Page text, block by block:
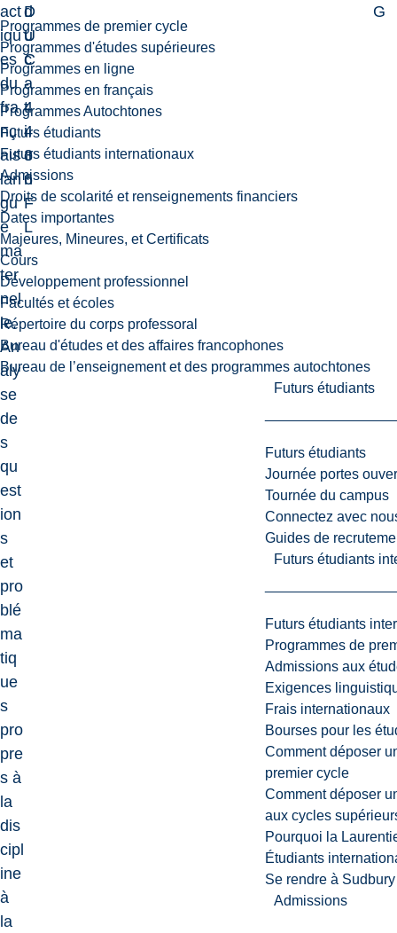
Programmes de premier cycle
Programmes d'études supérieures
Programmes en ligne
Programmes en français
Programmes Autochtones
Futurs étudiants
Futurs étudiants internationaux
Admissions
Droits de scolarité et renseignements financiers
Dates importantes
Majeures, Mineures, et Certificats
Cours
Développement professionnel
Facultés et écoles
Répertoire du corps professoral
Bureau d'études et des affaires francophones
Bureau de l’enseignement et des programmes autochtones
Futurs étudiants
Futurs étudiants
Journée portes
Tournée du campus
Connectez avec
Guides de
Futurs étudiants
Futurs étudiants
Programmes de
Admissions aux
Exigences
Frais internationaux
Bourses pour les
Comment déposer
premier cycle
Comment déposer
aux cycles
Pourquoi la
Étudiants
Se rendre à Sudbury
Admissions
act
iqu
es
du
fra
nç
ais
lan
gu
e
ma
ter
nel
le.
An
aly
se
de
s
qu
est
ion
s
et
pro
blé
ma
tiq
ue
s
pro
pre
s à
la
dis
cipl
ine
à
la
D
U
C
-
4
4
3
6
F
L
d
u
c
a
t
i
o
n
G